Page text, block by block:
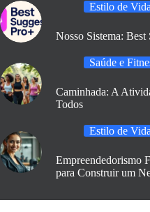
Estilo de Vida
Nosso Sistema:
Saúde e
Caminhada: A
Todos
Estilo de Vida
Empreendedorismo
para Construir um